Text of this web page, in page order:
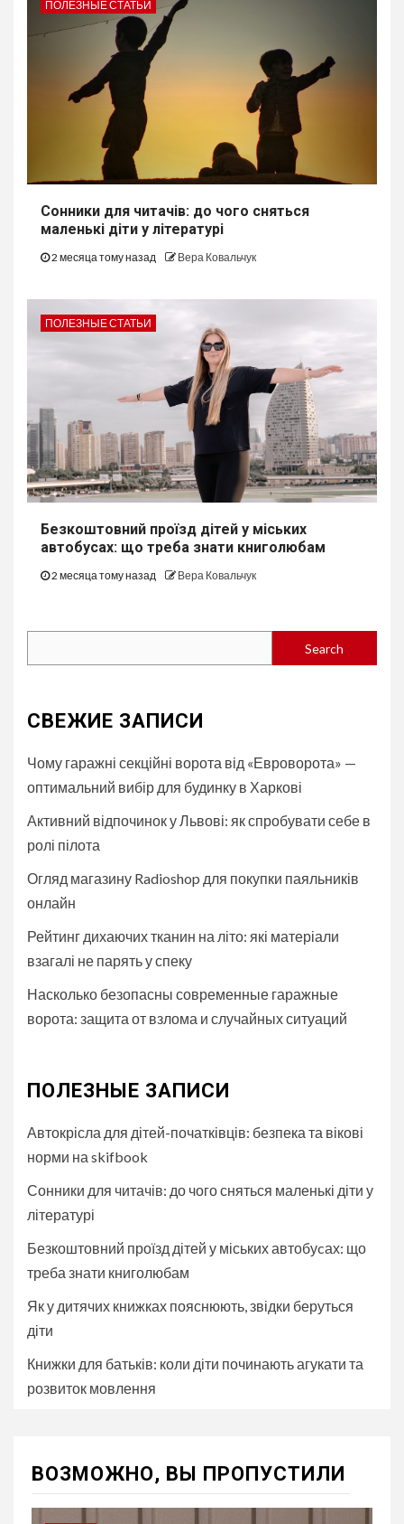
ПОЛЕЗНЫЕ СТАТЬИ
Сонники для читачів: до чого сняться
маленькі діти у літературі
2 месяца тому назад Вера Ковальчук
ПОЛЕЗНЫЕ СТАТЬИ
Безкоштовний проїзд дітей у міських
автобуcах: що треба знати книголюбам
2 месяца тому назад Вера Ковальчук
Search
СВЕЖИЕ ЗАПИСИ
Чому гаражні секційні ворота від «Евроворота» —
оптимальний вибір для будинку в Харкові
Активний відпочинок у Львові: як спробувати себе в
ролі пілота
Огляд магазину Radioshop для покупки паяльників
онлайн
Рейтинг дихаючих тканин на літо: які матеріали
взагалі не парять у спеку
Насколько безопасны современные гаражные
ворота: защита от взлома и случайных ситуаций
ПОЛЕЗНЫЕ ЗАПИСИ
Автокрісла для дітей-початківців: безпека та вікові
норми на skifbook
Сонники для читачів: до чого сняться маленькі діти у
літературі
Безкоштовний проїзд дітей у міських автобуcах: що
треба знати книголюбам
Як у дитячих книжках пояснюють, звідки беруться
діти
Книжки для батьків: коли діти починають агукати та
розвиток мовлення
ВОЗМОЖНО, ВЫ ПРОПУСТИЛИ